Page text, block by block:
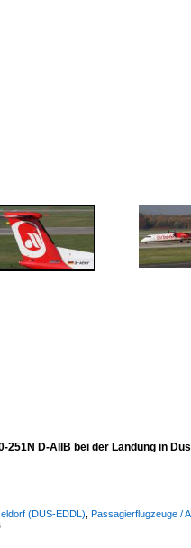
251N D-AIIB bei der Landung in
(DUS-EDDL) Passagierflugzeuge /